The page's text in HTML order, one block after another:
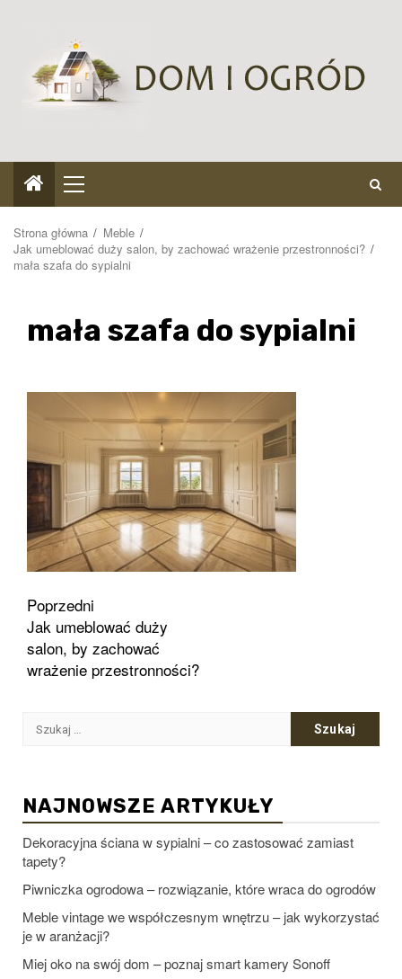
Menu
główne
Strona główna
Meble
Jak umeblować duży salon, by zachować wrażenie przestronności?
mała szafa do sypialni
mała szafa do sypialni
Zobacz
wpisy
Poprzedni
Jak umeblować duży
salon, by zachować
wrażenie przestronności?
Szukaj:
NAJNOWSZE ARTYKUŁY
Dekoracyjna ściana w sypialni – co zastosować zamiast
tapety?
Piwniczka ogrodowa – rozwiązanie, które wraca do ogrodów
Meble vintage we współczesnym wnętrzu – jak wykorzystać
je w aranżacji?
Miej oko na swój dom – poznaj smart kamery Sonoff